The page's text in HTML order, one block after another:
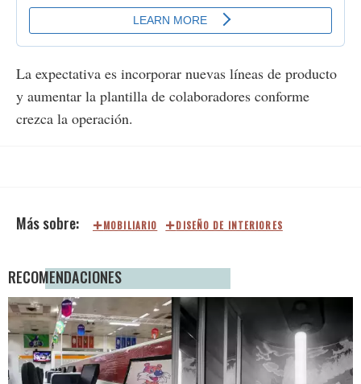
La expectativa es incorporar nuevas líneas de producto
y aumentar la plantilla de colaboradores conforme
crezca la operación.
MOBILIARIO DISEÑO DE INTERIORES
RECOMENDACIONES